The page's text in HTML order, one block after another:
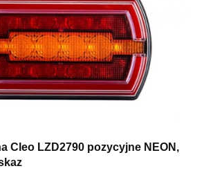
pozycyjne NEON,